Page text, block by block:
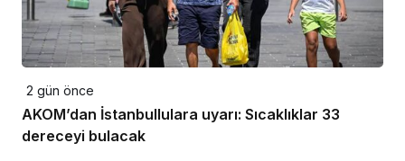
2 gün önce
AKOM’dan İstanbullulara uyarı: Sıcaklıklar 33
dereceyi bulacak